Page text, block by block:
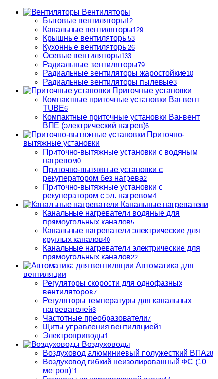
Вентиляторы
Бытовые вентиляторы12
Канальные вентиляторы129
Крышные вентиляторы53
Кухонные вентиляторы26
Осевые вентиляторы133
Радиальные вентиляторы79
Радиальные вентиляторы жаростойкие10
Радиальные вентиляторы пылевые3
Приточные установки
Компактные приточные установки Ванвент
TUBE6
Компактные приточные установки Ванвент
ВПЕ (электрический нагрев)6
Приточно-
вытяжные установки
Приточно-вытяжные установки с водяным
нагревом0
Приточно-вытяжные установки с
рекуператором без нагрева2
Приточно-вытяжные установки с
рекуператором с эл. нагревом4
Канальные нагреватели
Канальные нагреватели водяные для
прямоугольных каналов5
Канальные нагреватели электрические для
круглых каналов40
Канальные нагреватели электрические для
прямоугольных каналов22
Автоматика для
вентиляции
Регуляторы скорости для однофазных
вентиляторов7
Регуляторы температуры для канальных
нагревателей3
Частотные преобразователи7
Щиты управления вентиляцией1
Электроприводы1
Воздуховоды
Воздуховод алюминиевый полужесткий ВПА28
Воздуховод гибкий неизолированный ФС (10
метров)11